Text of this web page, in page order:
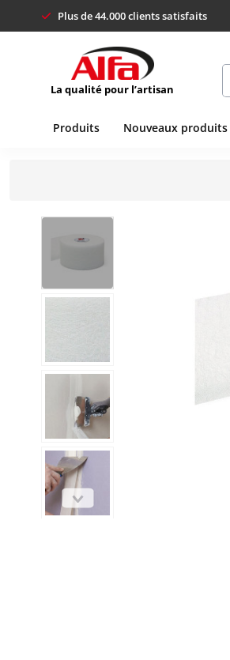
Plus de 44.000 clients satisfaits
La qualité pour l’artisan
Produits Nouveaux produits